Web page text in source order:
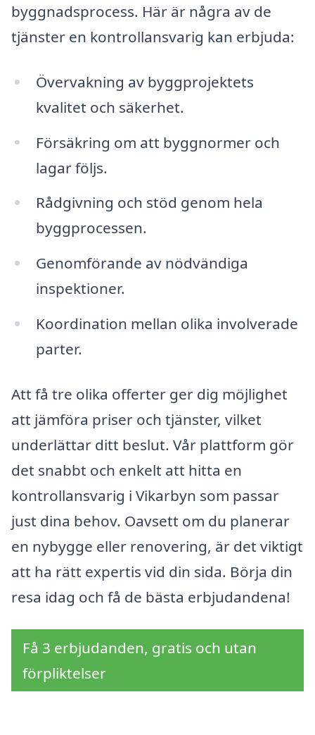
byggnadsprocess. Här är några av de
tjänster en kontrollansvarig kan erbjuda:
Övervakning av byggprojektets
kvalitet och säkerhet.
Försäkring om att byggnormer och
lagar följs.
Rådgivning och stöd genom hela
byggprocessen.
Genomförande av nödvändiga
inspektioner.
Koordination mellan olika involverade
parter.
Att få tre olika offerter ger dig möjlighet
att jämföra priser och tjänster, vilket
underlättar ditt beslut. Vår plattform gör
det snabbt och enkelt att hitta en
kontrollansvarig i Vikarbyn som passar
just dina behov. Oavsett om du planerar
en nybygge eller renovering, är det viktigt
att ha rätt expertis vid din sida. Börja din
resa idag och få de bästa erbjudandena!
Få 3 erbjudanden, gratis och utan
förpliktelser